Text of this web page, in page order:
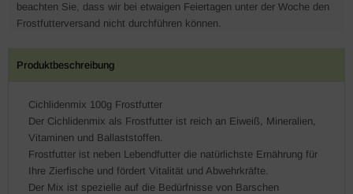
beachten Sie, dass wir bei etwaigen Feiertagen unter der Woche den
Frostfutterversand nicht durchführen können.
Produktbeschreibung
Cichlidenmix 100g Frostfutter
Der Cichlidenmix als Frostfutter ist reich an Eiweiß, Mineralien,
Vitaminen und Ballaststoffen.
Frostfutter ist neben Lebendfutter die natürlichste Ernährung für
Ihre Zierfische und fördert Vitalität und Abwehrkräfte.
Der Mix ist spezielle auf die Bedürfnisse von Barschen